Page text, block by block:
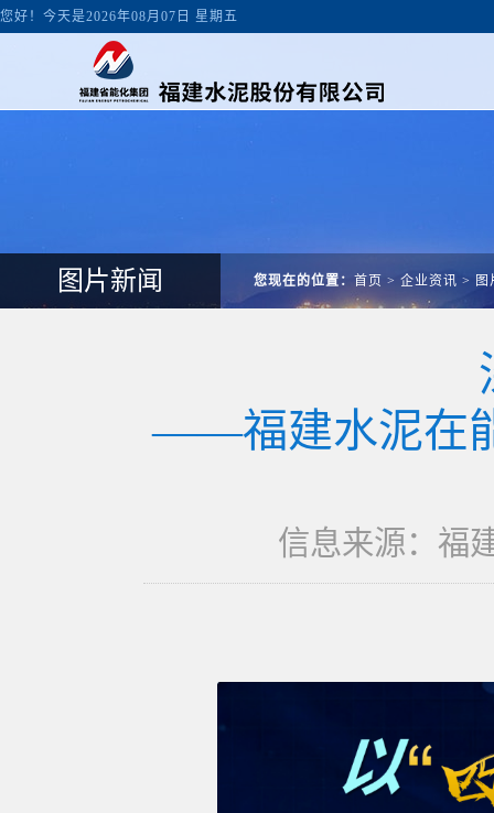
您好！今天是2026年08月07日 星期五
图片新闻 您现在的位置： 首页 > 企业资讯 > 图
——福建水泥在
信息来源：福